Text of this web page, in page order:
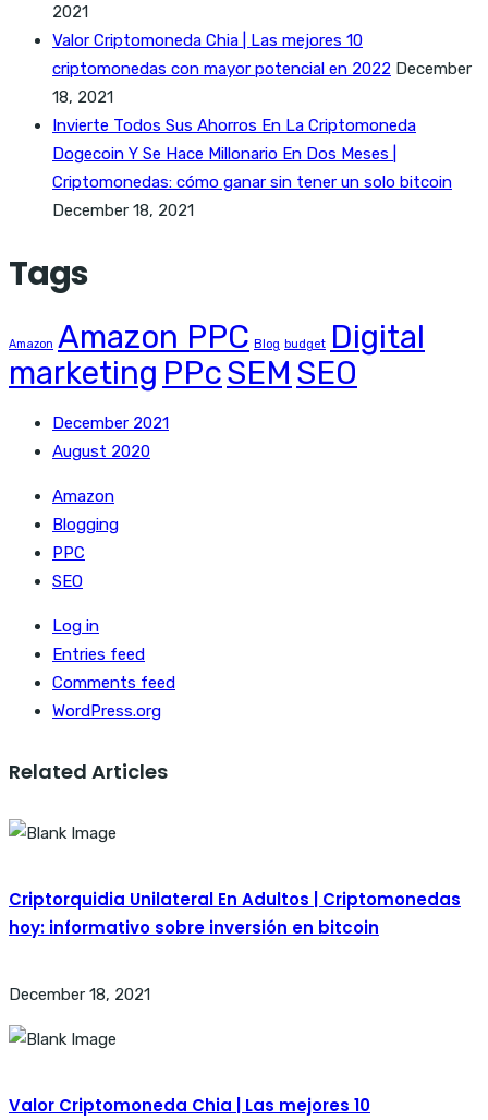
2021
Valor Criptomoneda Chia | Las mejores 10
criptomonedas con mayor potencial en 2022 December
18, 2021
Invierte Todos Sus Ahorros En La Criptomoneda
Dogecoin Y Se Hace Millonario En Dos Meses |
Criptomonedas: cómo ganar sin tener un solo bitcoin
December 18, 2021
Tags
Amazon Amazon PPC Blog budget Digital
marketing PPcSEM SEO
December 2021
August 2020
Amazon
Blogging
PPC
SEO
Log in
Entries feed
Comments feed
WordPress.org
Related Articles
Criptorquidia Unilateral En Adultos | Criptomonedas
hoy: informativo sobre inversión en bitcoin
December 18, 2021
Valor Criptomoneda Chia | Las mejores 10